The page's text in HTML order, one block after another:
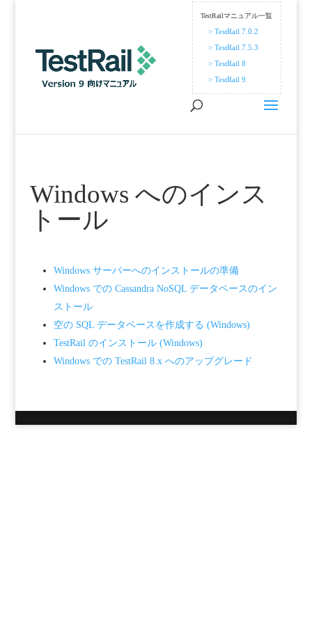
TestRailマニュアル一覧
> TestRail 7.0.2
> TestRail 7.5.3
> TestRail 8
> TestRail 9
Windows へのインス
トール
Windows サーバーへのインストールの準備
Windows での Cassandra NoSQL データベースのイン
ストール
空の SQL データベースを作成する (Windows)
TestRail のインストール (Windows)
Windows での TestRail 8.x へのアップグレード